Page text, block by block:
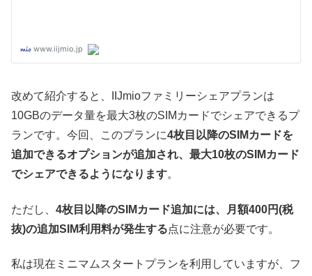
改めて紹介すると、IIJmioファミリーシェアプランは
10GBのデータ量を最大3枚のSIMカードでシェアできるプ
ランです。今回、このプランに4枚目以降のSIMカードを
追加できるオプションが追加され、最大10枚のSIMカード
でシェアできるようになります。
ただし、 4枚目以降のSIMカード追加には、月額400円(税
抜)の追加SIM利用料が発生する点に注意が必要です。
私は現在ミニマムスタートプランを利用していますが、フ